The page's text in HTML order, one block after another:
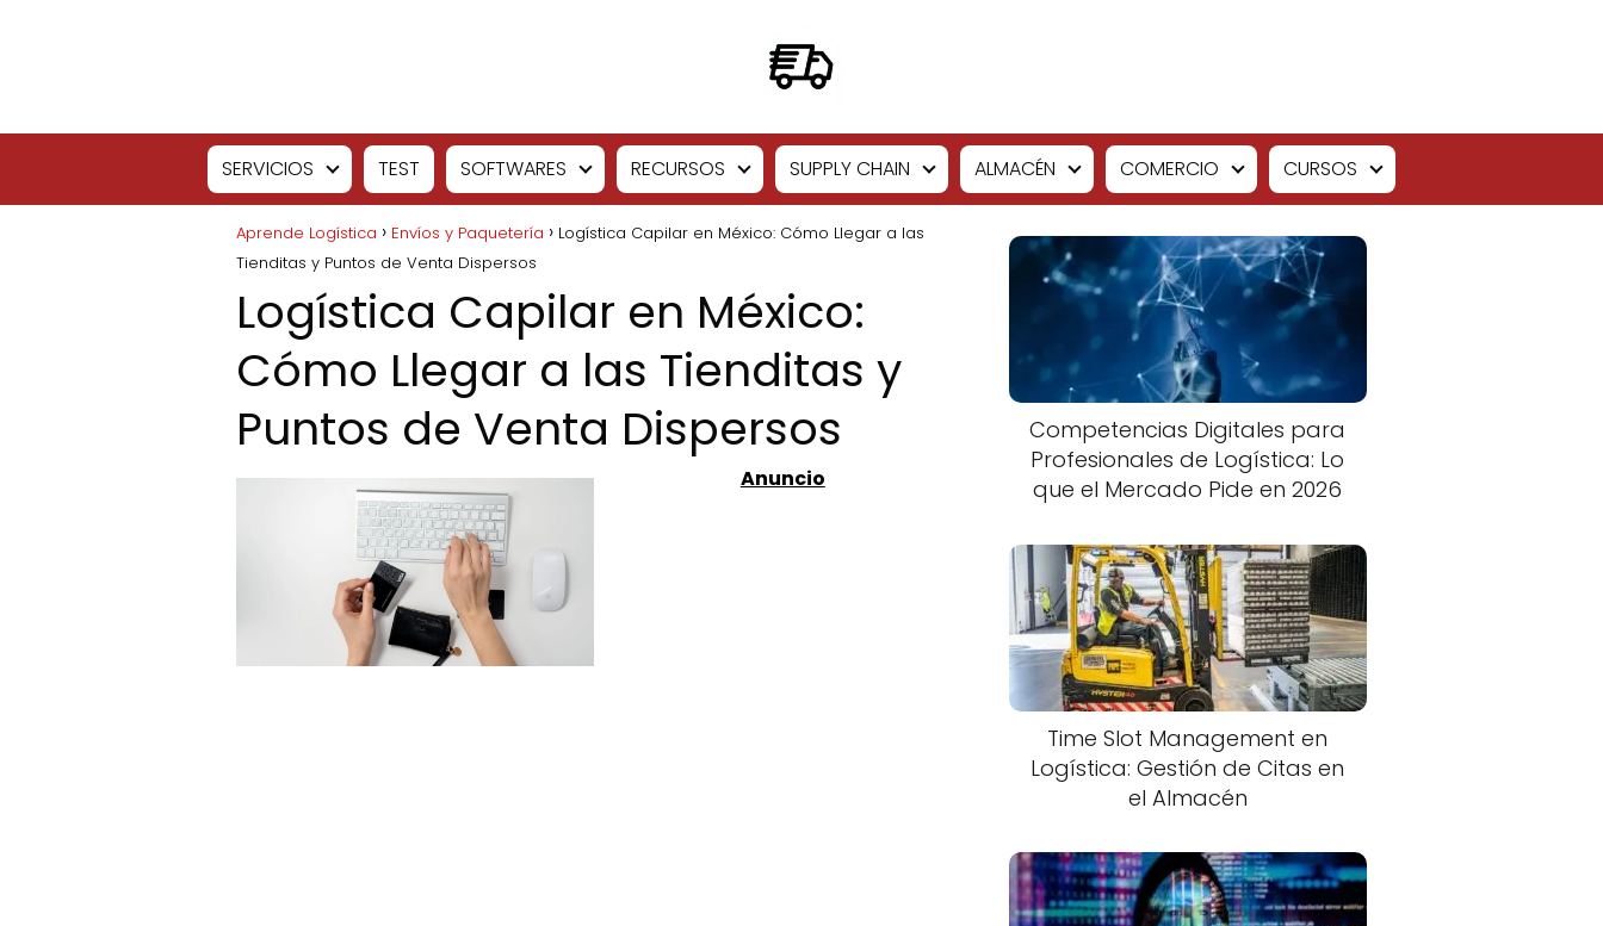
SERVICIOS TEST SOFTWARES RECURSOS SUPPLY CHAIN ALMACÉN COMERCIO CURSOS
Aprende Logística Envíos y Paquetería
Logística Capilar en México: Cómo Llegar a las
Tienditas y Puntos de Venta Dispersos
Logística Capilar en México:
Cómo Llegar a las Tienditas y
Puntos de Venta Dispersos
Competencias Digitales para
Profesionales de Logística: Lo
que el Mercado Pide en 2026
Time Slot Management en
Logística: Gestión de Citas en
el Almacén